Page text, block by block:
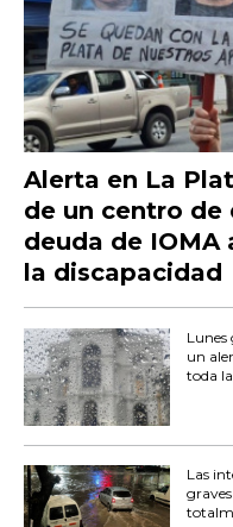
Alerta en La
de un centro de
deuda de IOMA
la discapacidad
Lunes
un
toda
Las